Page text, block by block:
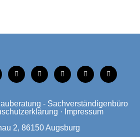
linkedinxing linkedinmobilemail
- Sachverständigenbüro
· Impressum
2, 86150 Augsburg